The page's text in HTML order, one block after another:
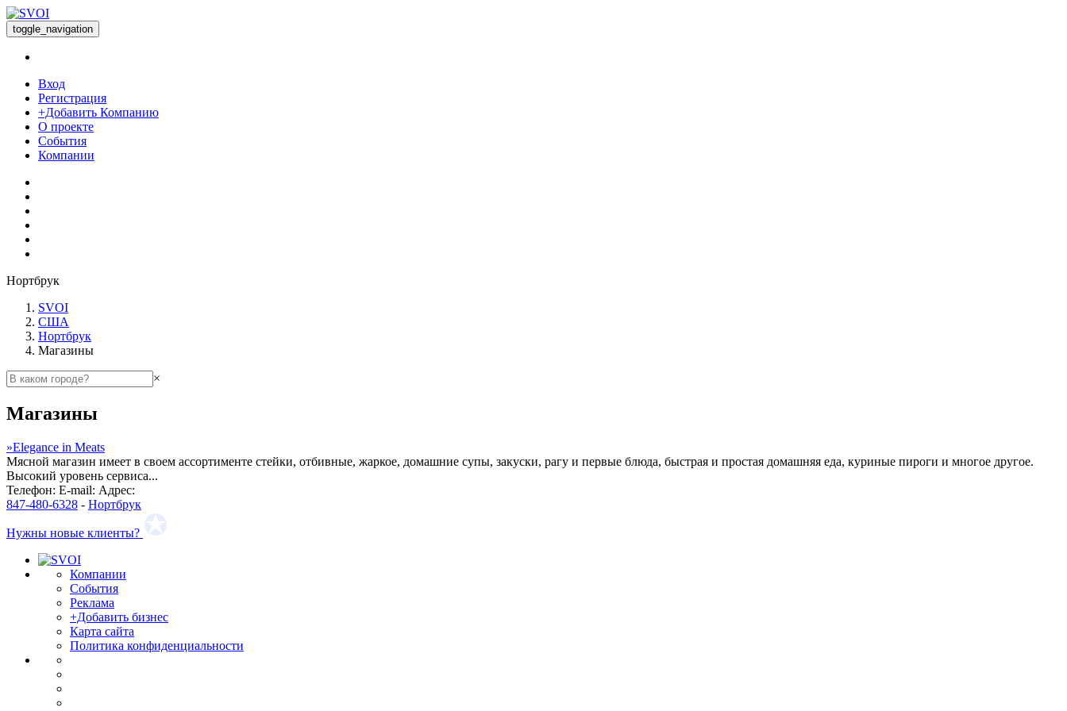
toggle_navigation
Вход
Регистрация
+Добавить Компанию
О проекте
События
Компании
Нортбрук
SVOI
США
Нортбрук
Магазины
×
Магазины
»Elegance in Meats
Мясной магазин имеет в своем ассортименте стейки, отбивные, жаркое, домашние супы, закуски, рагу и первые блюда, быстрая и простая домашняя еда, куриные пироги и многое другое.
Высокий уровень сервиса...
Телефон: E-mail: Адрес:
847-480-6328 - Нортбрук
Нужны новые клиенты?
Компании
События
Реклама
+Добавить бизнес
Карта сайта
Политика конфиденциальности